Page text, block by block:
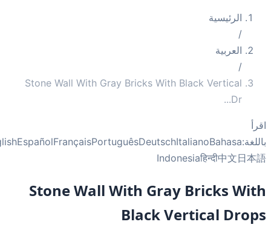
الرئيسية
العربية
Stone Wall With Gray Bricks With Black Vertical
...
EnglishEspañolFrançaisPortuguêsDeutschItalianoBahasa
Indonesiaहिन्दी中文日
Stone Wall With Gray Bricks
Black Vertical